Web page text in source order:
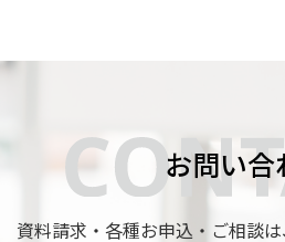
お問い合
資料請求・各種お申込・ご相談は